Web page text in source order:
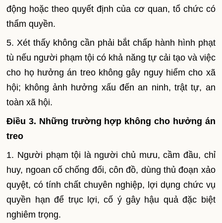
động hoặc theo quyết định của cơ quan, tổ chức có
thẩm quyền.
5. Xét thấy không cần phải bắt chấp hành hình phạt
tù nếu người phạm tội có khả năng tự cải tạo và việc
cho họ hưởng án treo không gây nguy hiểm cho xã
hội; không ảnh hưởng xấu đến an ninh, trật tự, an
toàn xã hội.
Điều 3. Những trường hợp không cho hưởng án
treo
1. Người phạm tội là người chủ mưu, cầm đầu, chỉ
huy, ngoan cố chống đối, côn đồ, dùng thủ đoạn xảo
quyệt, có tính chất chuyên nghiệp, lợi dụng chức vụ
quyền hạn để trục lợi, cố ý gây hậu quả đặc biệt
nghiêm trọng.